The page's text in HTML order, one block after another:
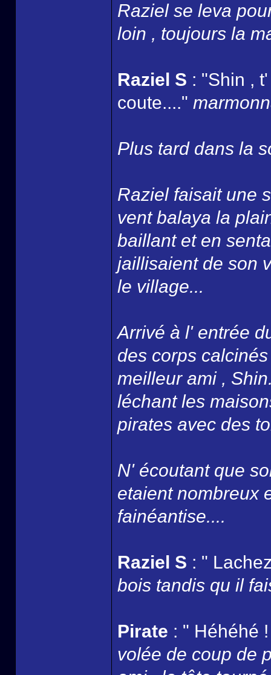
Raziel se leva
loin , toujours la
Raziel S : "Shin ,
coute...."
Plus tard dans la
Raziel faisait une
vent balaya la
baillant et en
jaillisaient de son
le village...
Arrivé à l' entrée
des corps
meilleur ami ,
léchant les
pirates avec des
N' écoutant que
etaient nombreux
fainéantise....
Raziel S : "
bois tandis qu il
Pirate : " Héhéhé
volée de coup de